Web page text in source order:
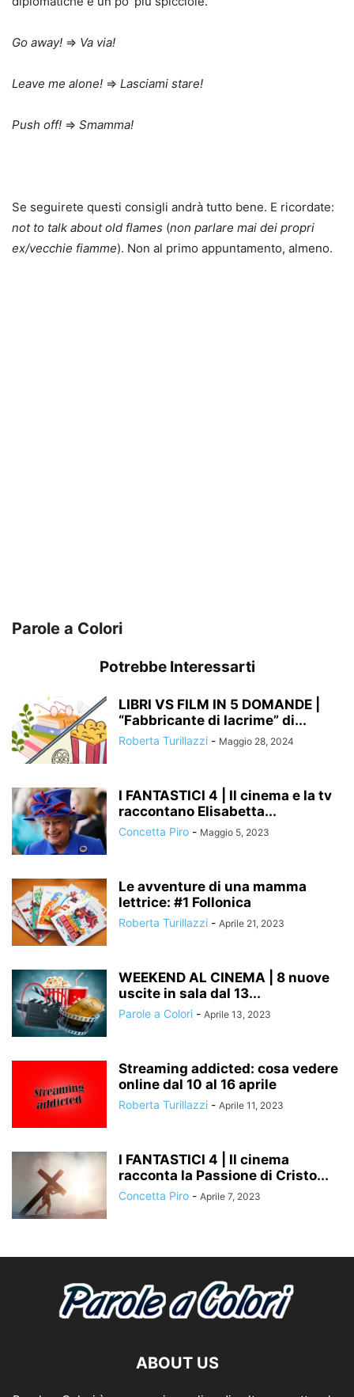
Go away! ⇒ Va via!
Leave me alone! ⇒ Lasciami stare!
Push off! ⇒ Smamma!
Se seguirete questi consigli andrà tutto bene. E ricordate:
not to talk about old flames (non parlare mai dei propri
ex/vecchie fiamme). Non al primo appuntamento, almeno.
Parole a Colori
Potrebbe Interessarti
LIBRI VS FILM IN 5 DOMANDE |
“Fabbricante di lacrime” di...
Roberta Turillazzi - Maggio 28, 2024
I FANTASTICI 4 | Il cinema e la tv
raccontano Elisabetta...
Concetta Piro - Maggio 5, 2023
Le avventure di una mamma
lettrice: #1 Follonica
Roberta Turillazzi - Aprile 21, 2023
WEEKEND AL CINEMA | 8 nuove
uscite in sala dal 13...
Parole a Colori - Aprile 13, 2023
Streaming addicted: cosa vedere
online dal 10 al 16 aprile
Roberta Turillazzi - Aprile 11, 2023
I FANTASTICI 4 | Il cinema
racconta la Passione di Cristo...
Concetta Piro - Aprile 7, 2023
ABOUT US